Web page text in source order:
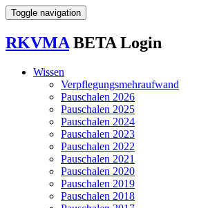
Toggle navigation
RKVMA BETA Login
Wissen
Verpflegungs­mehr­aufwand
Pauschalen 2026
Pauschalen 2025
Pauschalen 2024
Pauschalen 2023
Pauschalen 2022
Pauschalen 2021
Pauschalen 2020
Pauschalen 2019
Pauschalen 2018